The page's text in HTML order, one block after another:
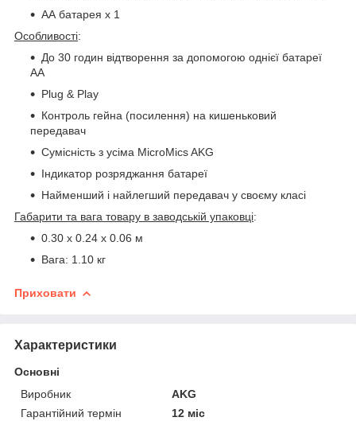
АА батарея х 1
Особливості:
До 30 годин відтворення за допомогою однієї батареї
AA
Plug & Play
Контроль гейна (посилення) на кишеньковий
передавач
Сумісність з усіма MicroMics AKG
Індикатор розряджання батареї
Найменший і найлегший передавач у своєму класі
Габарити та вага товару в заводській упаковці:
0.30 x 0.24 x 0.06 м
Вага: 1.10 кг
Приховати
Характеристики
Основні
Виробник
AKG
Гарантійний термін
12 міс